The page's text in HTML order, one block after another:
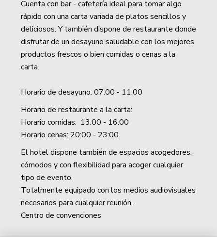
Cuenta con bar - cafetería ideal para tomar algo
rápido con una carta variada de platos sencillos y
deliciosos. Y también dispone de restaurante donde
disfrutar de un desayuno saludable con los mejores
productos frescos o bien comidas o cenas a la
carta.
Horario de desayuno: 07:00 - 11:00
Horario de restaurante a la carta:
Horario comidas: 13:00 - 16:00
Horario cenas: 20:00 - 23:00
El hotel dispone también de espacios acogedores,
cómodos y con flexibilidad para acoger cualquier
tipo de evento.
Totalmente equipado con los medios audiovisuales
necesarios para cualquier reunión.
Centro de convenciones